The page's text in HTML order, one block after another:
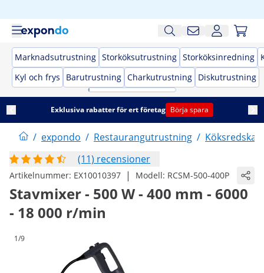
Marknadsutrustning Storköksutrustning Storköksinredning
Kyl och frys
Barutrustning Charkutrustning Diskutrustning
Exklusiva rabatter för ert företag Börja spara
/ expondo / Restaurangutrustning / Köksredskap
(11) recensioner
Artikelnummer: EX10010397 | Modell: RCSM-500-400P
Stavmixer - 500 W - 400 mm - 6000
- 18 000 r/min
1/9